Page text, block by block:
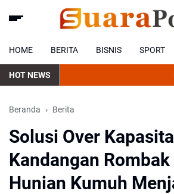
HOME BERITA BISNIS SPORT
HOT NEWS
Beranda Berita
Solusi Over
Kandangan
Hunian Kumuh